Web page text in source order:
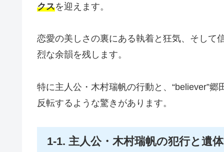
クスを迎えます。
恋愛の美しさの裏にある執着と狂気、そして
烈な余韻を残します。
特に主人公・木村瑞帆の行動と、“believer”
反転するような驚きがあります。
1‑1. 主人公・木村瑞帆の犯行と遺